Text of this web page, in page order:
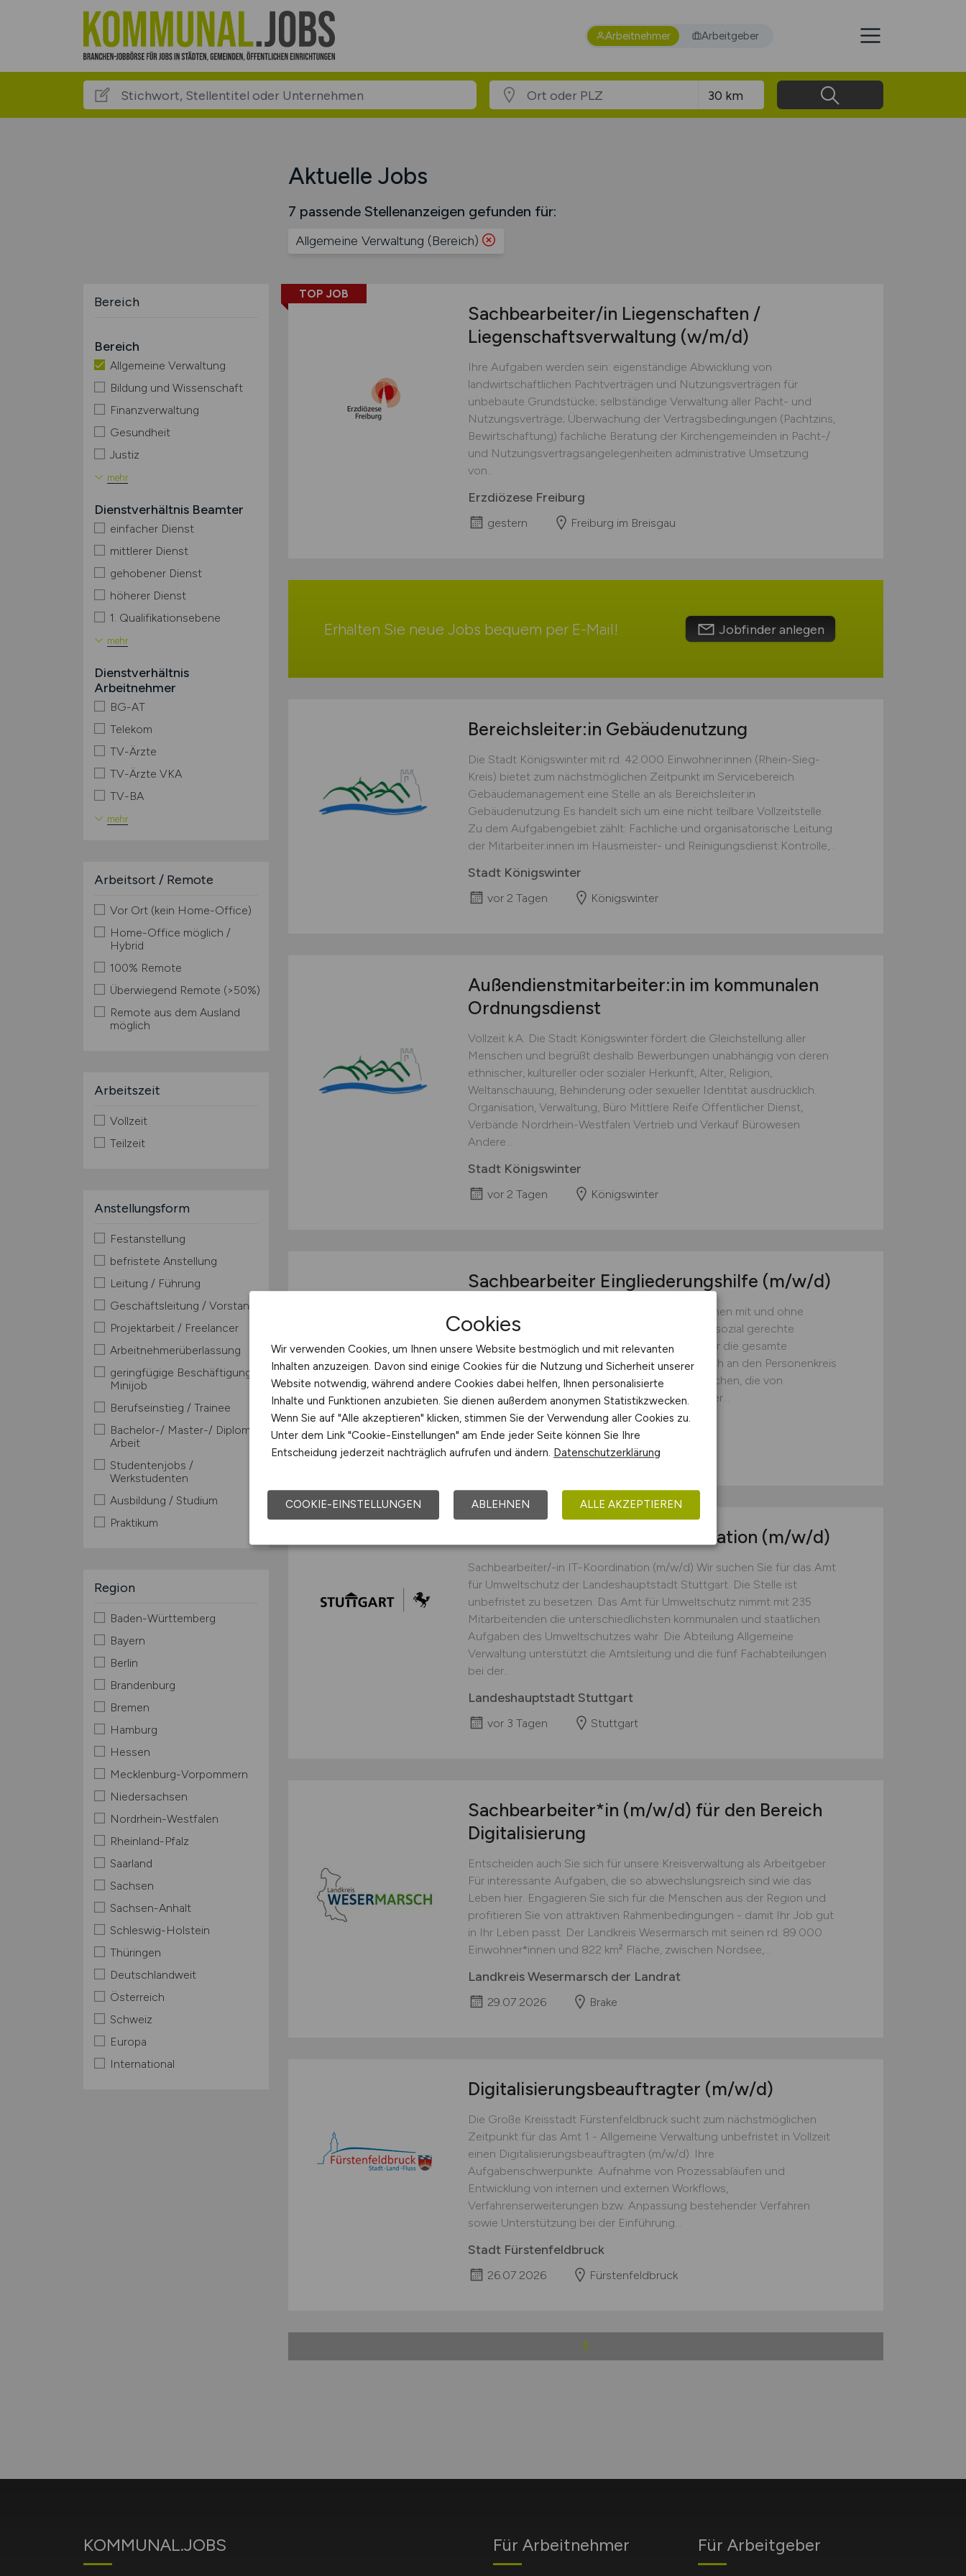
Arbeitnehmer Arbeitgeber
Aktuelle Jobs
7 passende Stellenanzeigen gefunden für:
Allgemeine Verwaltung (Bereich)
Bereich
Bereich
Allgemeine Verwaltung
Bildung und Wissenschaft
Finanzverwaltung
Gesundheit
Justiz
mehr
Dienstverhältnis Beamter
einfacher Dienst
mittlerer Dienst
gehobener Dienst
höherer Dienst
1. Qualifikationsebene
mehr
Dienstverhältnis
Arbeitnehmer
BG-AT
Telekom
TV-Ärzte
TV-Ärzte VKA
TV-BA
mehr
Arbeitsort / Remote
Vor Ort (kein Home-Office)
Home-Office möglich /
Hybrid
100% Remote
Überwiegend Remote (>50%)
Remote aus dem Ausland
möglich
Arbeitszeit
Vollzeit
Teilzeit
Anstellungsform
Festanstellung
befristete Anstellung
Leitung / Führung
Geschäftsleitung / Vorstand
Projektarbeit / Freelancer
Arbeitnehmerüberlassung
geringfügige Beschäftigung /
Minijob
Berufseinstieg / Trainee
Bachelor-/ Master-/ Diplom-
Arbeit
Studentenjobs /
Werkstudenten
Ausbildung / Studium
Praktikum
Region
Baden-Württemberg
Bayern
Berlin
Brandenburg
Bremen
Hamburg
Hessen
Mecklenburg-Vorpommern
Niedersachsen
Nordrhein-Westfalen
Rheinland-Pfalz
Saarland
Sachsen
Sachsen-Anhalt
Schleswig-Holstein
Thüringen
Deutschlandweit
Österreich
Schweiz
Europa
International
TOP JOB
Sachbearbeiter/in Liegenschaften /
Liegenschaftsverwaltung (w/m/d)
Ihre Aufgaben werden sein: eigenständige Abwicklung von
landwirtschaftlichen Pachtverträgen und Nutzungsverträgen für
unbebaute Grundstücke; selbständige Verwaltung aller Pacht- und
Nutzungsverträge; Überwachung der Vertragsbedingungen (Pachtzins,
Bewirtschaftung) fachliche Beratung der Kirchengemeinden in Pacht-/
und Nutzungsvertragsangelegenheiten administrative Umsetzung
von...
Erzdiözese Freiburg
gestern Freiburg im Breisgau
Erhalten Sie neue Jobs bequem per E-Mail! Jobfinder anlegen
Bereichsleiter:in Gebäudenutzung
Die Stadt Königswinter mit rd. 42.000 Einwohner:innen (Rhein-Sieg-
Kreis) bietet zum nächstmöglichen Zeitpunkt im Servicebereich
Gebäudemanagement eine Stelle an als Bereichsleiter:in
Gebäudenutzung Es handelt sich um eine nicht teilbare Vollzeitstelle.
Zu dem Aufgabengebiet zählt: Fachliche und organisatorische Leitung
der Mitarbeiter:innen im Hausmeister- und Reinigungsdienst Kontrolle,...
Stadt Königswinter
vor 2 Tagen Königswinter
Außendienstmitarbeiter:in im kommunalen
Ordnungsdienst
Vollzeit k.A. Die Stadt Königswinter fördert die Gleichstellung aller
Menschen und begrüßt deshalb Bewerbungen unabhängig von deren
ethnischer, kultureller oder sozialer Herkunft, Alter, Religion,
Weltanschauung, Behinderung oder sexueller Identität ausdrücklich.
Organisation, Verwaltung, Büro Mittlere Reife Öffentlicher Dienst,
Verbände Nordrhein-Westfalen Vertrieb und Verkauf Bürowesen
Andere...
Stadt Königswinter
vor 2 Tagen Königswinter
Sachbearbeiter Eingliederungshilfe (m/w/d)
Wir sind der Vogtlandkreis. Inklusion von Menschen mit und ohne
Behinderung ist ein wesentlicher Faktor für eine sozial gerechte
Stadtentwicklung mit positiven Auswirkungen für die gesamte
Stadtgesellschaft. Eingliederungshilfe richtet sich an den Personenkreis
von Menschen mit Behinderung oder von Menschen, die von
Behinderung bedroht sind. Das Spektrum der hier...
Landratsamt Vogtlandkreis
vor 2 Tagen Plauen
Sachbearbeiter/-in IT-Koordination (m/w/d)
Sachbearbeiter/-in IT-Koordination (m/w/d) Wir suchen Sie für das Amt
für Umweltschutz der Landeshauptstadt Stuttgart. Die Stelle ist
unbefristet zu besetzen. Das Amt für Umweltschutz nimmt mit 235
Mitarbeitenden die unterschiedlichsten kommunalen und staatlichen
Aufgaben des Umweltschutzes wahr. Die Abteilung Allgemeine
Verwaltung unterstützt die Amtsleitung und die fünf Fachabteilungen
bei der...
Landeshauptstadt Stuttgart
vor 3 Tagen Stuttgart
Sachbearbeiter*in (m/w/d) für den Bereich
Digitalisierung
Entscheiden auch Sie sich für unsere Kreisverwaltung als Arbeitgeber.
Für interessante Aufgaben, die so abwechslungsreich sind wie das
Leben hier. Engagieren Sie sich für die Menschen aus der Region und
profitieren Sie von attraktiven Rahmenbedingungen - damit Ihr Job gut
in Ihr Leben passt. Der Landkreis Wesermarsch mit seinen rd. 89.000
Einwohner*innen und 822 km² Fläche, zwischen Nordsee,...
Landkreis Wesermarsch der Landrat
29.07.2026 Brake
Digitalisierungsbeauftragter (m/w/d)
Die Große Kreisstadt Fürstenfeldbruck sucht zum nächstmöglichen
Zeitpunkt für das Amt 1 - Allgemeine Verwaltung unbefristet in Vollzeit
einen Digitalisierungsbeauftragten (m/w/d). Ihre
Aufgabenschwerpunkte: Aufnahme von Prozessabläufen und
Entwicklung von internen und externen Workflows,
Verfahrenserweiterungen bzw. Anpassung bestehender Verfahren
sowie Unterstützung bei der Einführung...
Stadt Fürstenfeldbruck
26.07.2026 Fürstenfeldbruck
1
KOMMUNAL.JOBS Für Arbeitnehmer Für Arbeitgeber
Cookies
Wir verwenden Cookies, um Ihnen unsere Website bestmöglich und mit relevanten
Inhalten anzuzeigen. Davon sind einige Cookies für die Nutzung und Sicherheit unserer
Website notwendig, während andere Cookies dabei helfen, Ihnen personalisierte
Inhalte und Funktionen anzubieten. Sie dienen außerdem anonymen Statistikzwecken.
Wenn Sie auf "Alle akzeptieren" klicken, stimmen Sie der Verwendung aller Cookies zu.
Unter dem Link "Cookie-Einstellungen" am Ende jeder Seite können Sie Ihre
Entscheidung jederzeit nachträglich aufrufen und ändern. Datenschutzerklärung
COOKIE-EINSTELLUNGEN ABLEHNEN ALLE AKZEPTIEREN